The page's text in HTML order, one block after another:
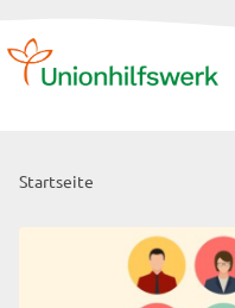
Skip
Startseite